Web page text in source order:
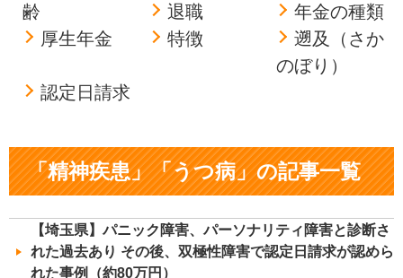
齢
退職
年金の種類
厚生年金
特徴
遡及（さか
のぼり）
認定日請求
「精神疾患」「うつ病」の記事一覧
【埼玉県】パニック障害、パーソナリティ障害と診断さ
れた過去あり その後、双極性障害で認定日請求が認めら
れた事例（約80万円）